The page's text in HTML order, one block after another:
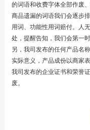
的词语和收费字体全部作废
商品遗漏的词语我们会逐步
用词、功能性用词赔付。人
处，提醒告知，我们会第一
另，我司发布的任何产品名
实际意义，产品成份以商家
我司发布的企业证书和荣誉
废。